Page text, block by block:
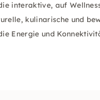
interaktive, auf
kulinarische und
Energie und